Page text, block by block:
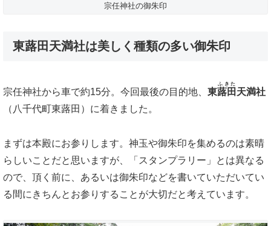
宗任神社の御朱印
東蕗田天満社は美しく種類の多い御朱印
宗任神社から車で約15分。今回最後の目的地、 東蕗田
ふきた
天満社
（八千代町東蕗田）に着きました。
まずは本殿にお参りします。神玉や御朱印を集めるのは素晴
らしいことだと思いますが、「スタンプラリー」とは異なる
ので、頂く前に、あるいは御朱印などを書いていただいてい
る間にきちんとお参りすることが大切だと考えています。